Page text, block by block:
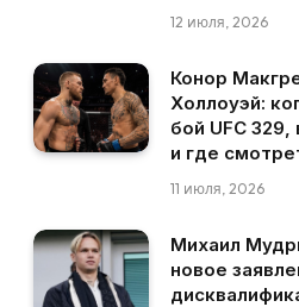
12 июля, 2026
Конор
Холлоуэй:
бой UFC
и где
11 июля, 2026
Михаил
новое